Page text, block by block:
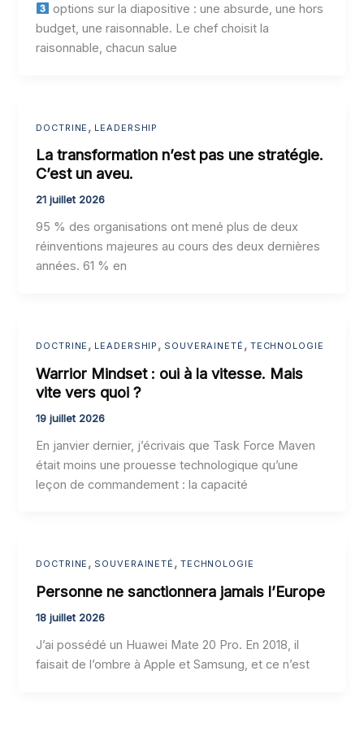
options sur la diapositive : une absurde, une hors
budget, une raisonnable. Le chef choisit la
raisonnable, chacun salue
DOCTRINE , LEADERSHIP
La transformation n’est pas une stratégie.
C’est un aveu.
21 juillet 2026
95 % des organisations ont mené plus de deux
réinventions majeures au cours des deux dernières
années. 61 % en
DOCTRINE , LEADERSHIP , SOUVERAINETÉ , TECHNOLOGIE
Warrior Mindset : oui à la vitesse. Mais
vite vers quoi ?
19 juillet 2026
En janvier dernier, j’écrivais que Task Force Maven
était moins une prouesse technologique qu’une
leçon de commandement : la capacité
DOCTRINE , SOUVERAINETÉ , TECHNOLOGIE
Personne ne sanctionnera jamais l’Europe
18 juillet 2026
J’ai possédé un Huawei Mate 20 Pro. En 2018, il
faisait de l’ombre à Apple et Samsung, et ce n’est